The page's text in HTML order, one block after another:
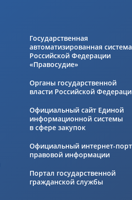
Государственная
автоматизированная система
Российской Федерации
«Правосудие»
Органы государственной
власти Российской
Официальный сайт Единой
информационной системы
в сфере закупок
Официальный интернет-
правовой информации
Портал государственной
гражданской службы